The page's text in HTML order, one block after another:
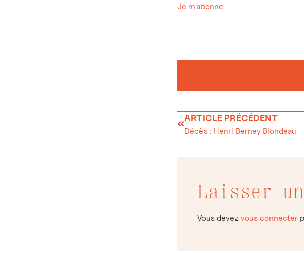
Je m'abonne
ARTICLE PRÉCÉDENT
Décès : Henri Berney Blondeau
Laisser
Vous devez vous connecter